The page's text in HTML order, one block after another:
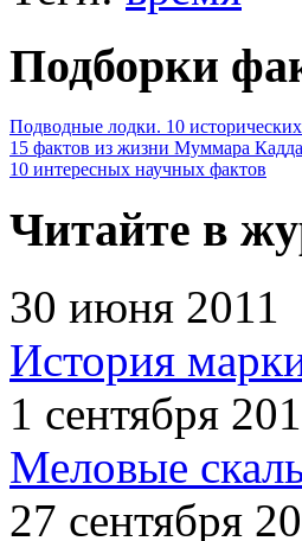
Подборки
Подводные лодки. 10
15 фактов из жизни Муммара
10 интересных научных фактов
Читайте в
30 июня 2011
История
1 сентября
Меловые
27 сентября